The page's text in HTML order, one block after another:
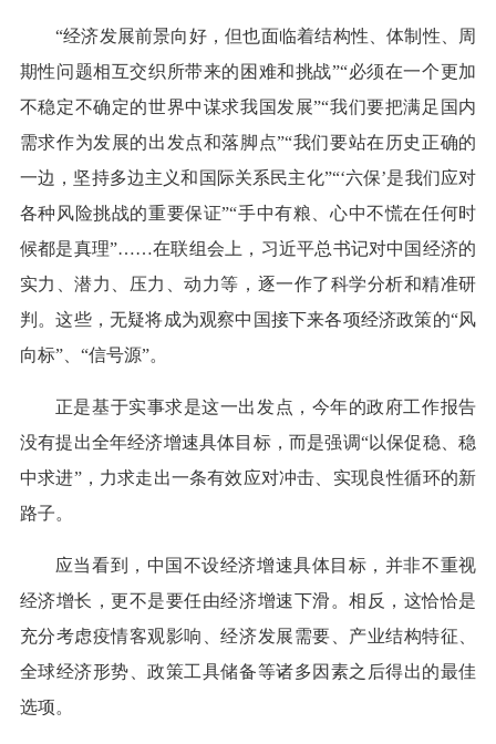
“经济发展前景向好，但也面临着结构性、体制性、周
期性问题相互交织所带来的困难和挑战”“必须在一个更加
不稳定不确定的世界中谋求我国发展”“我们要把满足国内
需求作为发展的出发点和落脚点”“我们要站在历史正确的
一边，坚持多边主义和国际关系民主化”“‘六保’是我们应对
各种风险挑战的重要保证”“手中有粮、心中不慌在任何时
候都是真理”……在联组会上，习近平总书记对中国经济的
实力、潜力、压力、动力等，逐一作了科学分析和精准研
判。这些，无疑将成为观察中国接下来各项经济政策的“风
向标”、“信号源”。
正是基于实事求是这一出发点，今年的政府工作报告
没有提出全年经济增速具体目标，而是强调“以保促稳、稳
中求进”，力求走出一条有效应对冲击、实现良性循环的新
路子。
应当看到，中国不设经济增速具体目标，并非不重视
经济增长，更不是要任由经济增速下滑。相反，这恰恰是
充分考虑疫情客观影响、经济发展需要、产业结构特征、
全球经济形势、政策工具储备等诸多因素之后得出的最佳
选项。